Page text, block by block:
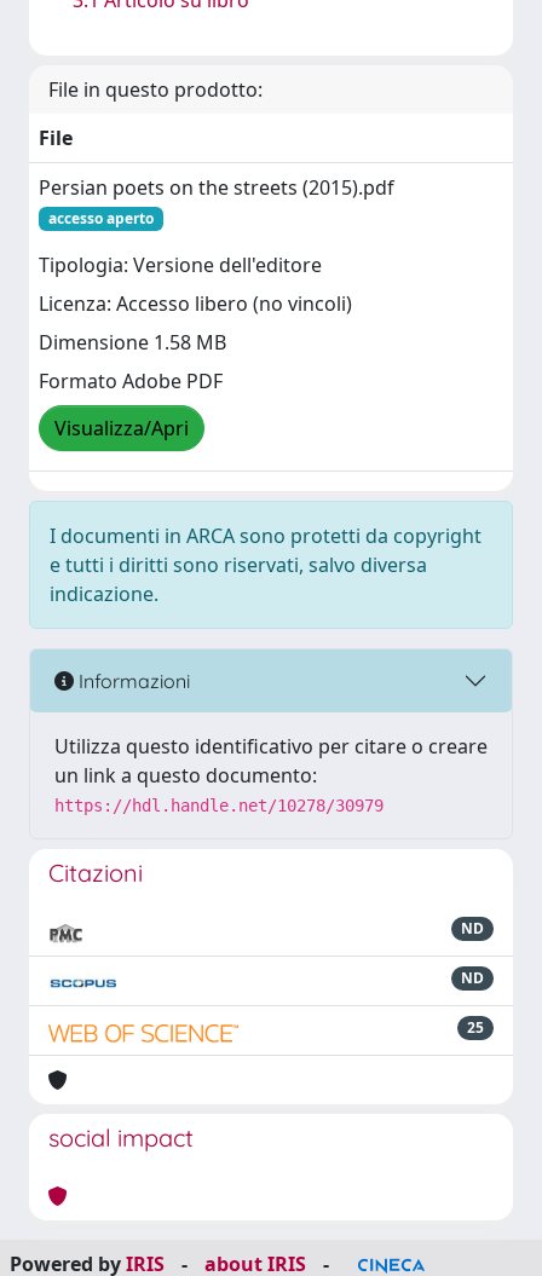
File in questo prodotto:
File
Persian poets on the streets (2015).pdf
accesso aperto
Tipologia: Versione dell'editore
Licenza: Accesso libero (no vincoli)
Dimensione 1.58 MB
Formato Adobe PDF
Visualizza/Apri
I documenti in ARCA sono protetti da copyright
e tutti i diritti sono riservati, salvo diversa
indicazione.
Informazioni
Utilizza questo identificativo per citare o creare
un link a questo documento:
https://hdl.handle.net/10278/30979
Citazioni
ND
ND
25
social impact
Powered byIRIS - about IRIS -